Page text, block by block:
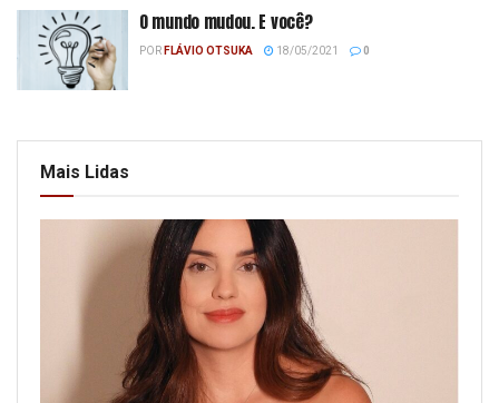
O mundo mudou. E você?
POR FLÁVIO OTSUKA 18/05/2021 0
Mais Lidas